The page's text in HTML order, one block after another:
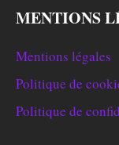
MENTIONS
Mentions légales
Politique de
Politique de